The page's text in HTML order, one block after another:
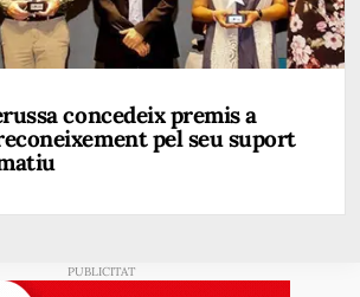
concedeix premis a
pel seu suport